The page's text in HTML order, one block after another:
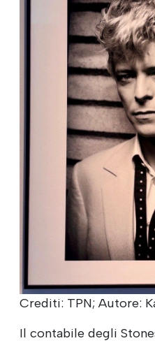
Crediti: TPN; Autore:
Il contabile degli